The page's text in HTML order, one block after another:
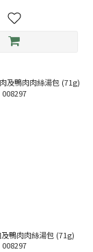
鴨肉肉絲湯包 (71g)
008297